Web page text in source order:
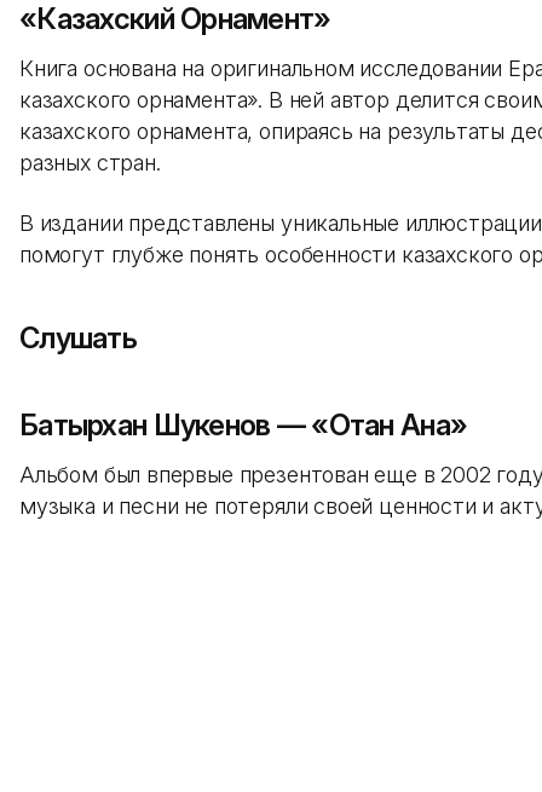
«Казахский Орнамент»
Книга основана на оригинальном исследовании
казахского орнамента». В ней автор делится
казахского орнамента, опираясь на результаты
разных стран.
В издании представлены уникальные
помогут глубже понять особенности казахского
Слушать
Батырхан Шукенов — «Отан Ана»
Альбом был впервые презентован еще в 2002
музыка и песни не потеряли своей ценности и